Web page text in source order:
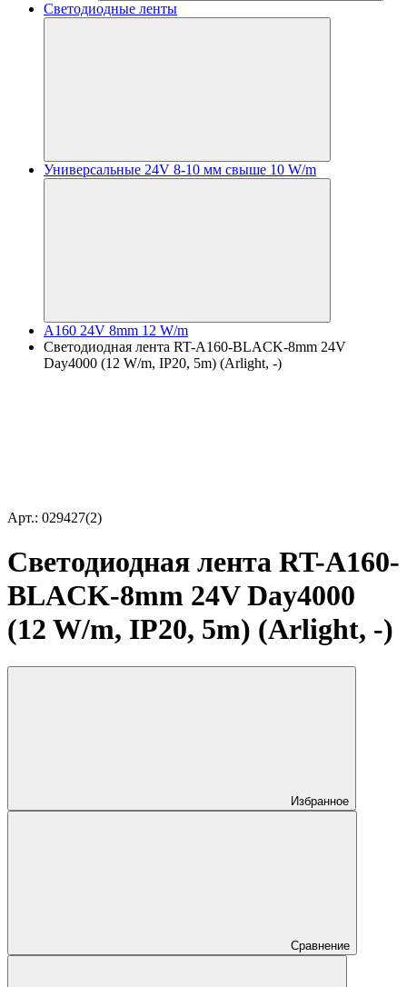
Светодиодные ленты
Универсальные 24V 8-10 мм свыше 10 W/m
A160 24V 8mm 12 W/m
Светодиодная лента RT-A160-BLACK-8mm 24V
Day4000 (12 W/m, IP20, 5m) (Arlight, -)
Арт.: 029427(2)
Светодиодная лента RT-A160-
BLACK-8mm 24V Day4000
(12 W/m, IP20, 5m) (Arlight, -)
Избранное
Сравнение